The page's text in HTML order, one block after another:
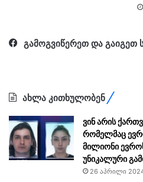
გამოგვიწერეთ და გაიგეთ
ახლა კითხულობენ
ვინ არის
რომელმაც
მილიონი
უნიკალური
26 აპრილი